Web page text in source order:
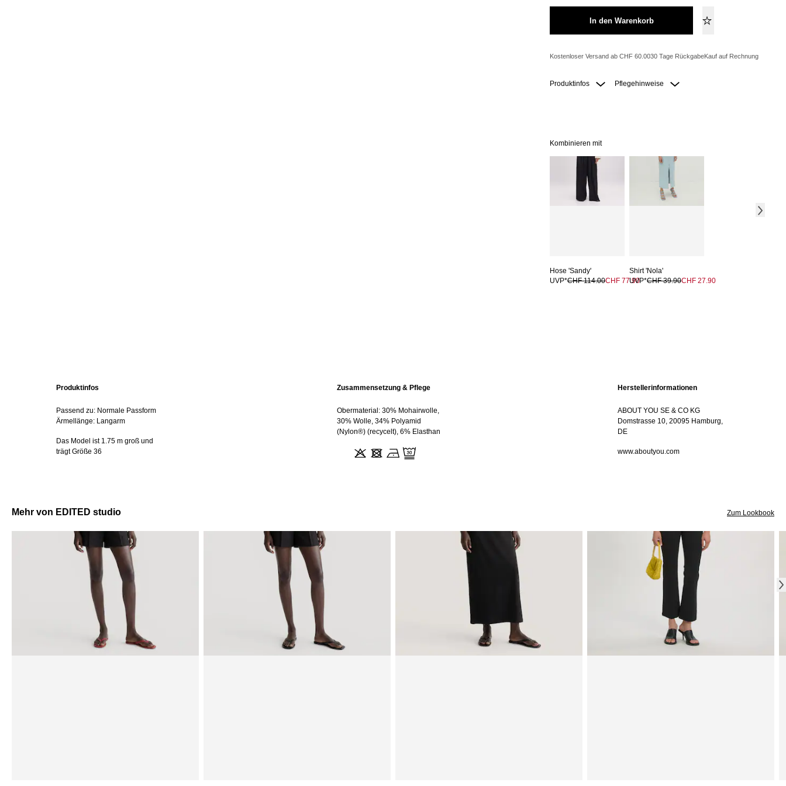
In den Warenkorb
Kostenloser Versand ab CHF 60.0030 Tage RückgabeKauf auf Rechnung
Produktinfos Pflegehinweise
Kombinieren mit
Hose 'Sandy'
UVP*CHF 114.00CHF 77.90
Shirt 'Nola'
UVP*CHF 39.90CHF 27.90
Produktinfos
Passend zu: Normale Passform
Ärmellänge: Langarm
Das Model ist 1.75 m groß und
trägt Größe 36
Zusammensetzung & Pflege
Obermaterial: 30% Mohairwolle,
30% Wolle, 34% Polyamid
(Nylon®) (recycelt), 6% Elasthan
Herstellerinformationen
ABOUT YOU SE & CO KG
Domstrasse 10, 20095 Hamburg,
DE
www.aboutyou.com
Mehr von EDITED studio Zum Lookbook